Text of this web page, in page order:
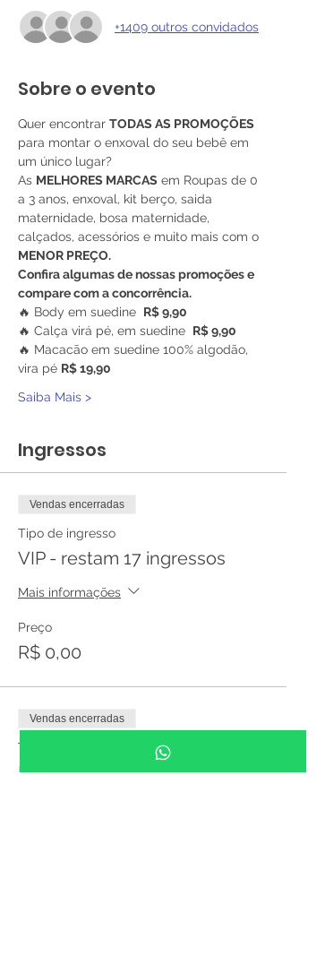
+1409 outros convidados
Sobre o evento
Quer encontrar TODAS AS PROMOÇÕES
para montar o enxoval do seu bebê em
um único lugar?
As MELHORES MARCAS em Roupas de 0
a 3 anos, enxoval, kit berço, saida
maternidade, bosa maternidade,
calçados, acessórios e muito mais com o
MENOR PREÇO.
Confira algumas de nossas promoções e
compare com a concorrência.
🔥 Body em suedine R$ 9,90
🔥 Calça virá pé, em suedine R$ 9,90
🔥 Macacão em suedine 100% algodão,
vira pé R$ 19,90
Saiba Mais >
Ingressos
Vendas encerradas
Tipo de ingresso
VIP - restam 17 ingressos
Mais informações
Preço
R$ 0,00
Vendas encerradas
Tipo de ingresso
ENTRADA GRATUITA - 10h às